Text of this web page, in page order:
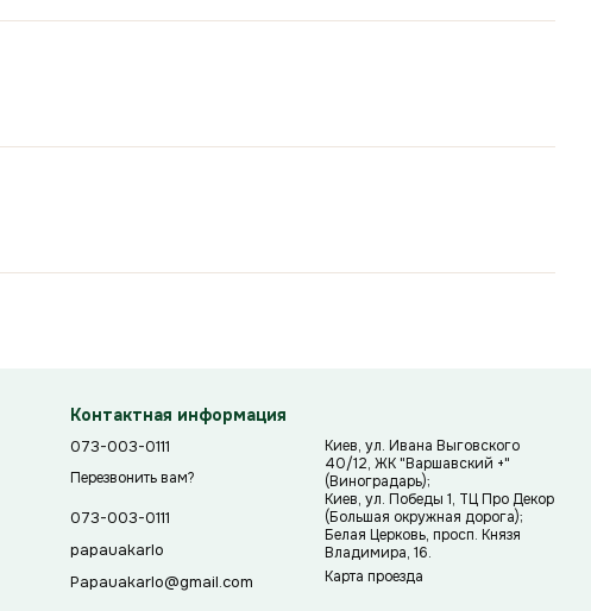
Контактная информация
073-003-0111
Перезвонить вам?
073-003-0111
papauakarlo
Papauakarlo@gmail.com
Киев, ул. Ивана Выговского
40/12, ЖК "Варшавский +"
(Виноградарь);
Киев, ул. Победы 1, ТЦ Про Декор
(Большая окружная дорога);
Белая Церковь, просп. Князя
Владимира, 16.
Карта проезда